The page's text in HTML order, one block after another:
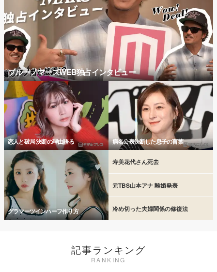
ブルーノマーズWEB独占インタビュー
恋人と破局 決断の理由語る 病名公表決断した息子の言葉
グラマーツインハーフ作り方
寿美花代さん死去
元TBS山本アナ 離婚発表
冷め切った夫婦関係の修復法
記事ランキング
RANKING